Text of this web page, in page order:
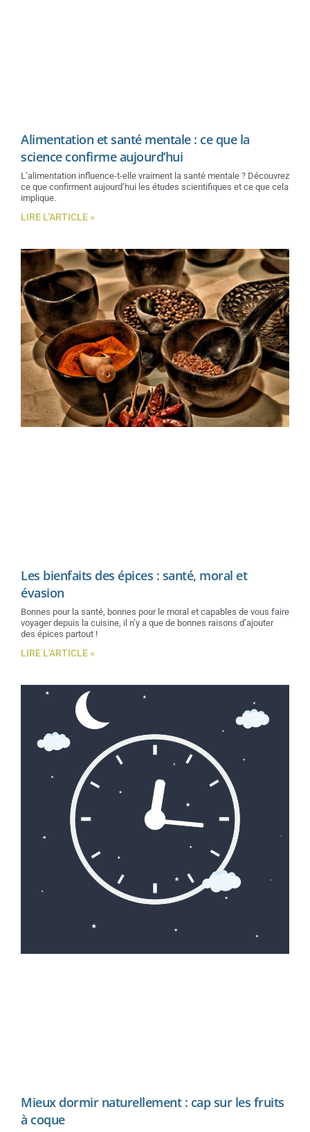
Alimentation et santé mentale : ce que la
science confirme aujourd’hui
L’alimentation influence-t-elle vraiment la santé mentale ? Découvrez
ce que confirment aujourd’hui les études scientifiques et ce que cela
implique.
LIRE L'ARTICLE »
Les bienfaits des épices : santé, moral et
évasion
Bonnes pour la santé, bonnes pour le moral et capables de vous faire
voyager depuis la cuisine, il n’y a que de bonnes raisons d’ajouter
des épices partout !
LIRE L'ARTICLE »
Mieux dormir naturellement : cap sur les fruits
à coque